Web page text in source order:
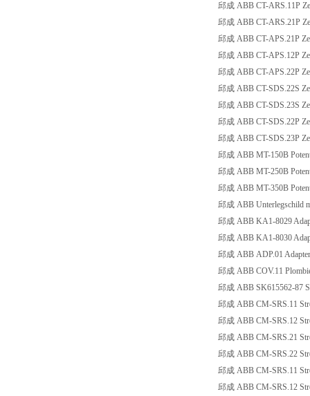
邱成 ABB CT-ARS.11P
邱成 ABB CT-ARS.21P
邱成 ABB CT-APS.21P
邱成 ABB CT-APS.12P
邱成 ABB CT-APS.22P
邱成 ABB CT-SDS.22S
邱成 ABB CT-SDS.23S
邱成 ABB CT-SDS.22P
邱成 ABB CT-SDS.23P
邱成 ABB MT-150B
邱成 ABB MT-250B
邱成 ABB MT-350B
邱成 ABB Unterlegschild
邱成 ABB KA1-8029
邱成 ABB KA1-8030
邱成 ABB ADP.01
邱成 ABB COV.11
邱成 ABB SK615562-87
邱成 ABB CM-SRS.11
邱成 ABB CM-SRS.12
邱成 ABB CM-SRS.21
邱成 ABB CM-SRS.22
邱成 ABB CM-SRS.11
邱成 ABB CM-SRS.12